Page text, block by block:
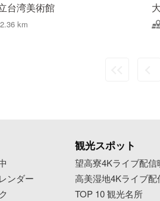
台湾美術館
2.36 km
ンダー
観光スポット
望高寮4Kライブ配信
高美湿地4Kライブ配
TOP 10 観光名所